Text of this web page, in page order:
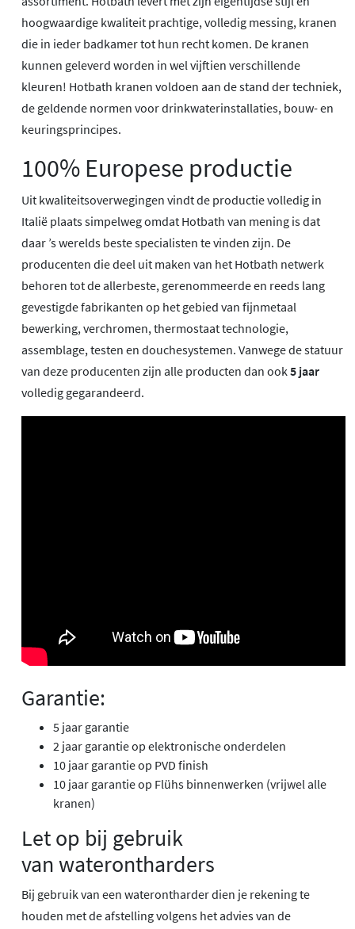
hoogwaardige kwaliteit prachtige, volledig messing, kranen
die in ieder badkamer tot hun recht komen. De kranen
kunnen geleverd worden in wel vijftien verschillende
kleuren! Hotbath kranen voldoen aan de stand der techniek,
de geldende normen voor drinkwaterinstallaties, bouw- en
keuringsprincipes.
100% Europese productie
Uit kwaliteitsoverwegingen vindt de productie volledig in
Italië plaats simpelweg omdat Hotbath van mening is dat
daar ’s werelds beste specialisten te vinden zijn. De
producenten die deel uit maken van het Hotbath netwerk
behoren tot de allerbeste, gerenommeerde en reeds lang
gevestigde fabrikanten op het gebied van fijnmetaal
bewerking, verchromen, thermostaat technologie,
assemblage, testen en douchesystemen. Vanwege de statuur
van deze producenten zijn alle producten dan ook5 jaar
volledig gegarandeerd.
Garantie:
5 jaar garantie
2 jaar garantie op elektronische onderdelen
10 jaar garantie op PVD finish
10 jaar garantie op Flühs binnenwerken (vrijwel alle
kranen)
Let op bij gebruik
van waterontharders
Bij gebruik van een waterontharder dien je rekening te
houden met de afstelling volgens het advies van de